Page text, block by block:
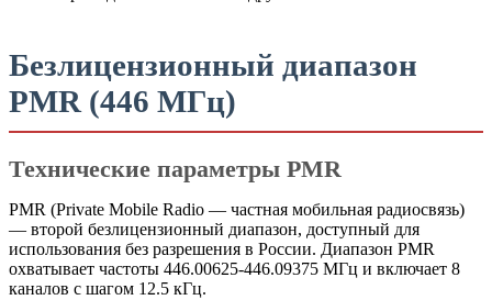
Безлицензионный диапазон
PMR (446 МГц)
Технические параметры PMR
PMR (Private Mobile Radio — частная мобильная радиосвязь)
— второй безлицензионный диапазон, доступный для
использования без разрешения в России. Диапазон PMR
охватывает частоты 446.00625-446.09375 МГц и включает 8
каналов с шагом 12.5 кГц.